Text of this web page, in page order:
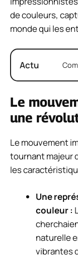
de couleurs,
monde qui les
Actu
Le
une
Le mouvement
tournant majeur
les
Une
couleur :
naturelle
vibrantes